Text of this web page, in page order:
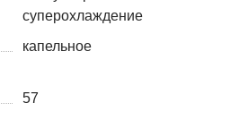
суперохлаждение
капельное
57